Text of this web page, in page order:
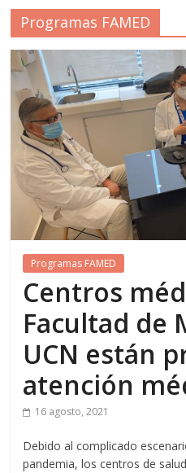
Programas FAMED
Programas FAMED
Centros
Facultad de
UCN están
atención
16 agosto, 2021
Debido al complicado
pandemia, los centros de